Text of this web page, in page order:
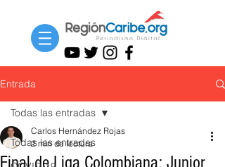
Entrada
Todas las entradas
Todas las entradas
Final de Liga Colombiana: Junior
Carlos Hernández Rojas
2 min de lectura